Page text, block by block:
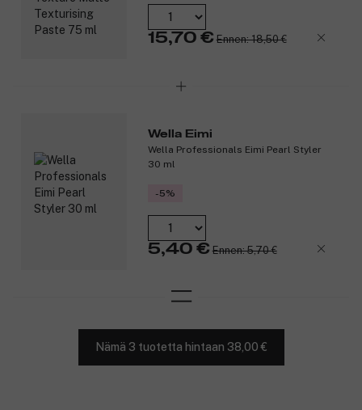
15,70 € Ennen: 18,50 €
Wella Eimi
Wella Professionals Eimi Pearl Styler
30 ml
-5%
5,40 € Ennen: 5,70 €
Nämä 3 tuotetta hintaan 38,00 €